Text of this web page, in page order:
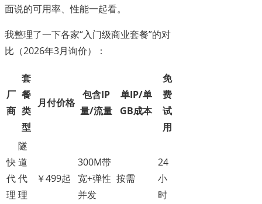
面说的可用率、性能一起看。
我整理了一下各家“入门级商业套餐”的对
比（2026年3月询价）：
厂
商
套
餐
类
型
月付价格
包含IP
量/流量
单IP/单
GB成本
免
费
试
用
快
代
理
隧
道
代
理
￥499起
300M带
宽+弹性
并发
按需
24
小
时